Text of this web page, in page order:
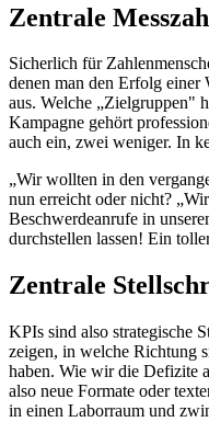
Zentrale
Sicherlich für
denen man den Erfolg einer
aus. Welche „Zielgruppen"
Kampagne gehört
auch ein, zwei weniger. In
„Wir wollten in den
nun erreicht oder nicht?
Beschwerdeanrufe in
durchstellen lassen! Ein
Zentrale
KPIs sind also strategische
zeigen, in welche Richtung
haben. Wie wir die Defizite
also neue Formate oder
in einen Laborraum und